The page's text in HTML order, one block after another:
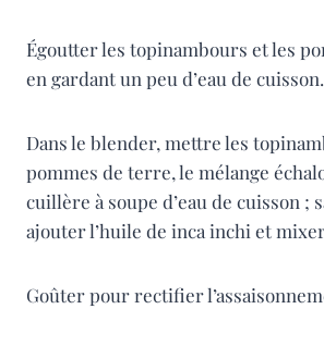
Égoutter les topinambours et les
en gardant un peu d’eau de cuisson.
Dans le blender, mettre les
pommes de terre, le mélange
cuillère à soupe d’eau de cuisson ;
ajouter l’huile de inca inchi et
Goûter pour rectifier